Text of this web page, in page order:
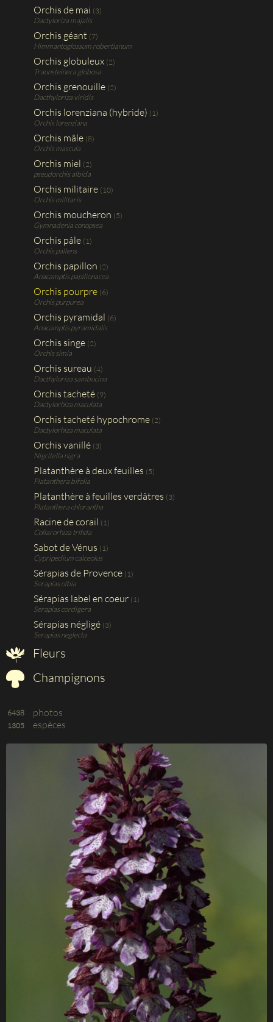
Orchis de mai (3)
Dactyloriza majalis
Orchis géant (7)
Himmantoglossum robertianum
Orchis globuleux (2)
Traunsteinera globosa
Orchis grenouille (2)
Dacthyloriza viridis
Orchis lorenziana (hybride) (1)
Orchis lorenziana
Orchis mâle (8)
Orchis mascula
Orchis miel (2)
pseudorchis albida
Orchis militaire (10)
Orchis militaris
Orchis moucheron (5)
Gymnadenia conopsea
Orchis pâle (1)
Orchis pallens
Orchis papillon (2)
Anacamptis papilionacea
Orchis pourpre (6)
Orchis purpurea
Orchis pyramidal (6)
Anacamptis pyramidalis
Orchis singe (2)
Orchis simia
Orchis sureau (4)
Dacthyloriza sambucina
Orchis tacheté (9)
Dactylorhiza maculata
Orchis tacheté hypochrome (2)
Dactylorhiza maculata
Orchis vanillé (3)
Nigritella nigra
Platanthère à deux feuilles (5)
Platanthera bifolia
Platanthère à feuilles verdâtres (3)
Platanthera chlorantha
Racine de corail (1)
Collarorhiza trifida
Sabot de Vénus (1)
Cypripedium calceolus
Sérapias de Provence (1)
Serapias olbia
Sérapias label en coeur (1)
Serapias cordigera
Sérapias négligé (3)
Serapias neglecta
Fleurs
Champignons
6438 photos
1305 espèces